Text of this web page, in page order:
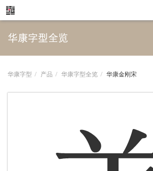
华康字型全览
华康字型 产品 华康字型全览 华康金刚宋